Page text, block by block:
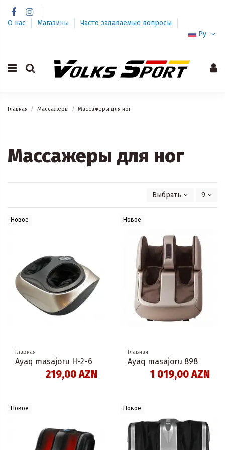
О нас Магазины
Часто задаваемые вопросы
Ру
Главная Массажеры Массажеры для ног
Массажеры для ног
Выбрать 9
Новое
Главная
Ayaq masajoru H-2-6
219,00 AZN
Новое
Главная
Ayaq masajoru 898
1 019,00 AZN
Новое Новое